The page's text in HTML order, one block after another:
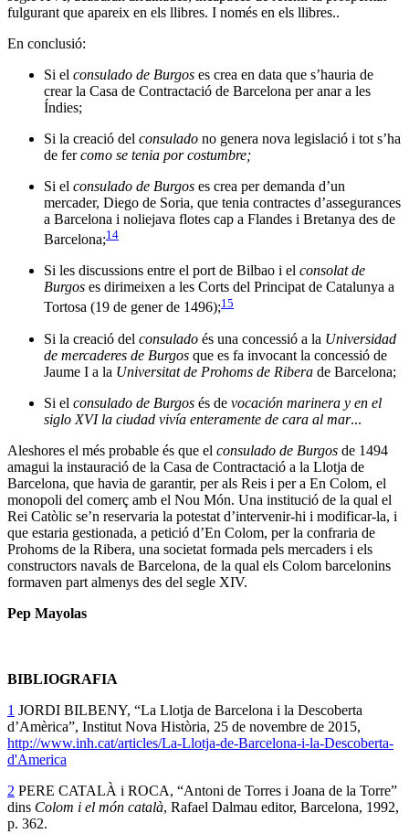
fulgurant que apareix en els llibres. I només en els llibres..
En conclusió:
Si el consulado de Burgos es crea en data que s’hauria de
crear la Casa de Contractació de Barcelona per anar a les
Índies;
Si la creació del consulado no genera nova legislació i tot s’ha
de fercomo se tenia por costumbre;
Si el consulado de Burgos es crea per demanda d’un
mercader, Diego de Soria, que tenia contractes d’assegurances
a Barcelona i noliejava flotes cap a Flandes i Bretanya des de
Barcelona;14
Si les discussions entre el port de Bilbao i el consolat de
Burgos es dirimeixen a les Corts del Principat de Catalunya a
Tortosa (19 de gener de 1496);15
Si la creació del consulado és una concessió a la Universidad
de mercaderes de Burgos que es fa invocant la concessió de
Jaume I a la Universitat de Prohoms de Ribera de Barcelona;
Si el consulado de Burgos és de vocación marinera y en el
siglo XVI la ciudad vivía enteramente de cara al mar...
Aleshores el més probable és que el consulado de Burgos de 1494
amagui la instauració de la Casa de Contractació a la Llotja de
Barcelona, que havia de garantir, per als Reis i per a En Colom, el
monopoli del comerç amb el Nou Món. Una institució de la qual el
Rei Catòlic se’n reservaria la potestat d’intervenir-hi i modificar-la, i
que estaria gestionada, a petició d’En Colom, per la confraria de
Prohoms de la Ribera, una societat formada pels mercaders i els
constructors navals de Barcelona, de la qual els Colom barcelonins
formaven part almenys des del segle XIV.
Pep Mayolas
BIBLIOGRAFIA
1 JORDI BILBENY, “La Llotja de Barcelona i la Descoberta
d’Amèrica”, Institut Nova Història, 25 de novembre de 2015,
http://www.inh.cat/articles/La-Llotja-de-Barcelona-i-la-Descoberta-
d'America
2 PERE CATALÀ i ROCA, “Antoni de Torres i Joana de la Torre”
dins Colom i el món català, Rafael Dalmau editor, Barcelona, 1992,
p. 362.